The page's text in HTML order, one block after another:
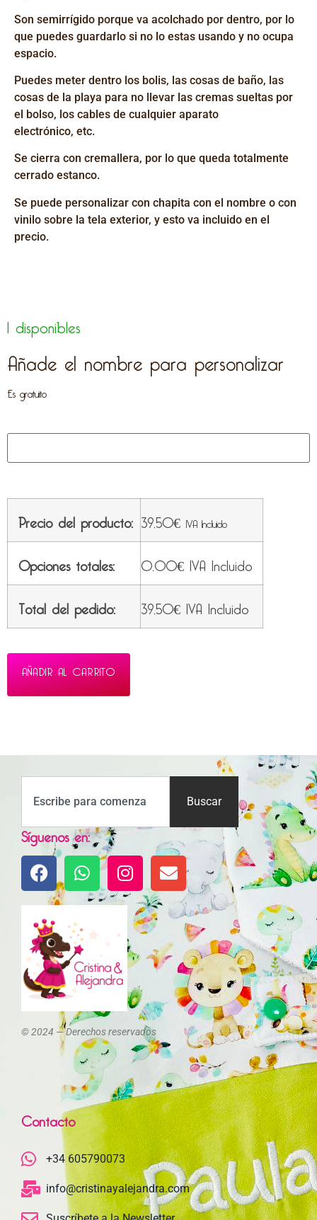
Son semirrígido porque va acolchado por dentro, por lo
que puedes guardarlo si no lo estas usando y no ocupa
espacio.
Puedes meter dentro los bolis, las cosas de baño, las
cosas de la playa para no llevar las cremas sueltas por
el bolso, los cables de cualquier aparato
electrónico, etc.
Se cierra con cremallera, por lo que queda totalmente
cerrado estanco.
Se puede personalizar con chapita con el nombre o con
vinilo sobre la tela exterior, y esto va incluido en el
precio.
1 disponibles
Añade el nombre para personalizar
Es gratuito
Precio del producto: 39,50€ IVA Incluido
Opciones totales: 0,00€ IVA Incluido
Total del pedido:
39,50€ IVA Incluido
AÑADIR AL CARRITO
Buscar
Síguenos en:
© 2024 — Derechos reservados
Contacto
+34 605790073
info@cristinayalejandra.com